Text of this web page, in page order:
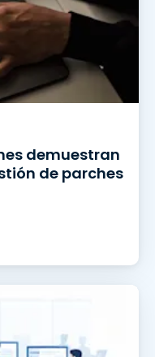
demuestran
de parches